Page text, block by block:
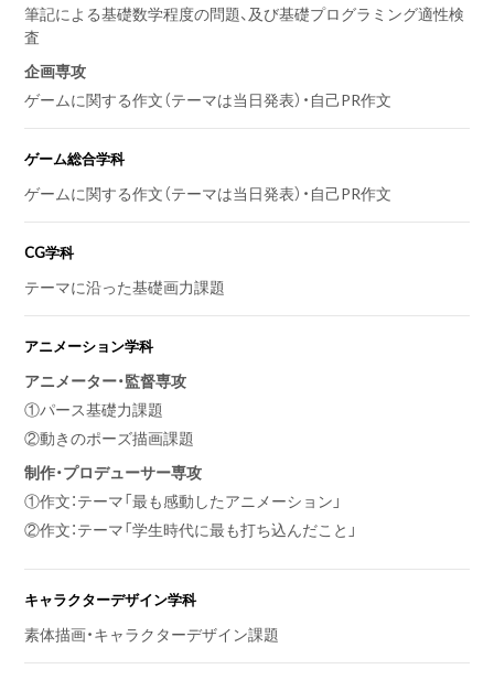
筆記による基礎数学程度の問題、及び基礎プログラミング適性検
査
企画専攻
ゲームに関する作文（テーマは当日発表）・自己PR作文
ゲーム総合学科
ゲームに関する作文（テーマは当日発表）・自己PR作文
CG学科
テーマに沿った基礎画力課題
アニメーション学科
アニメーター・監督専攻
①パース基礎力課題
②動きのポーズ描画課題
制作・プロデューサー専攻
①作文：テーマ「最も感動したアニメーション」
②作文：テーマ「学生時代に最も打ち込んだこと」
キャラクターデザイン学科
素体描画・キャラクターデザイン課題